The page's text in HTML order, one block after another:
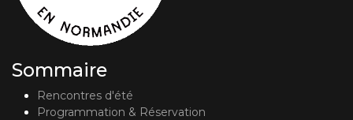
Sommaire
Rencontres d'été
Programmation & Réservation